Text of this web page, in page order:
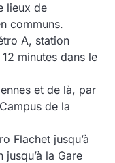
lieux de
communs.
A, station
minutes dans le
et de là, par
de la
Flachet jusqu’à
la Gare